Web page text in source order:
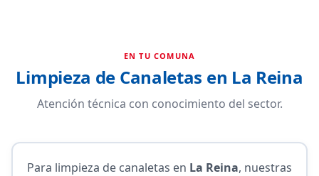
EN TU COMUNA
Limpieza de Canaletas en La Reina
Atención técnica con conocimiento del sector.
Para limpieza de canaletas en La Reina, nuestras